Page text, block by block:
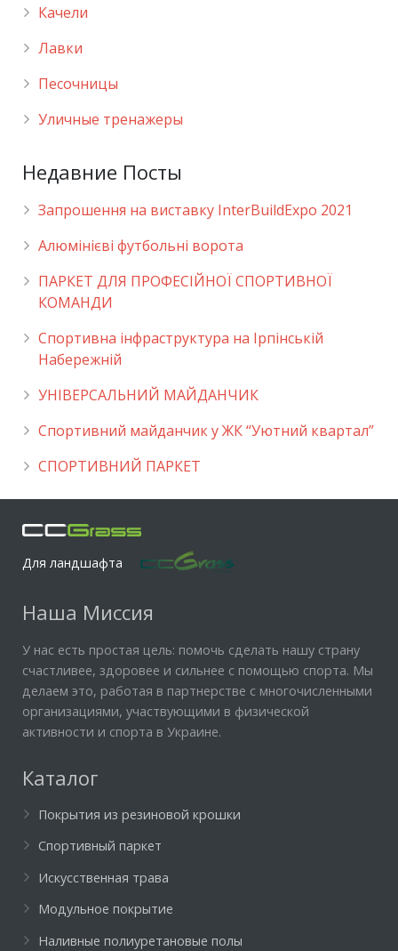
Качели
Лавки
Песочницы
Уличные тренажеры
Недавние Посты
Запрошення на виставку InterBuildExpo 2021
Алюмінієві футбольні ворота
ПАРКЕТ ДЛЯ ПРОФЕСІЙНОЇ СПОРТИВНОЇ
КОМАНДИ
Спортивна інфраструктура на Ірпінській
Набережній
УНІВЕРСАЛЬНИЙ МАЙДАНЧИК
Cпортивний майданчик у ЖК “Уютний квартал”
СПОРТИВНИЙ ПАРКЕТ
Для ландшафта
Наша Миссия
У нас есть простая цель: помочь сделать нашу страну
счастливее, здоровее и сильнее с помощью спорта. Мы
делаем это, работая в партнерстве с многочисленными
организациями, участвующими в физической
активности и спорта в Украине.
Каталог
Покрытия из резиновой крошки
Спортивный паркет
Искусственная трава
Модульное покрытие
Наливные полиуретановые полы